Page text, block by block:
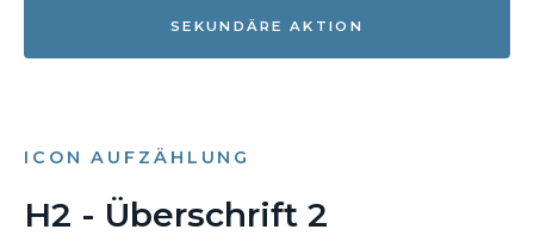
SEKUNDÄRE AKTION
ICON AUFZÄHLUNG
H2 - Überschrift 2